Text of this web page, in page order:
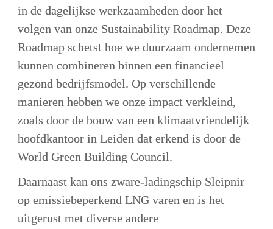
in de dagelijkse werkzaamheden door het
volgen van onze Sustainability Roadmap. Deze
Roadmap schetst hoe we duurzaam ondernemen
kunnen combineren binnen een financieel
gezond bedrijfsmodel. Op verschillende
manieren hebben we onze impact verkleind,
zoals door de bouw van een klimaatvriendelijk
hoofdkantoor in Leiden dat erkend is door de
World Green Building Council.
Daarnaast kan ons zware-ladingschip Sleipnir
op emissiebeperkend LNG varen en is het
uitgerust met diverse andere